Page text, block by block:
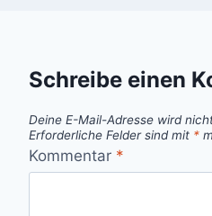
Schreibe einen
Deine E-Mail-Adresse wird
Erforderliche Felder sind mit *
Kommentar *